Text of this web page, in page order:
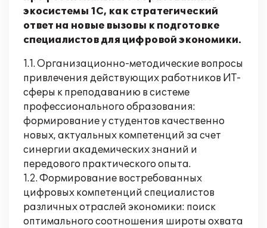
экосистемы 1С, как стратегический
ответ на новые вызовы к подготовке
специалистов для цифровой экономики.
1.1. Организационно-методические вопросы
привлечения действующих работников ИТ-
сферы к преподаванию в системе
профессионального образования:
формирование у студентов качественно
новых, актуальных компетенций за счет
синергии академических знаний и
передового практического опыта.
1.2. Формирование востребованных
цифровых компетенций специалистов
различных отраслей экономики: поиск
оптимального соотношения широты охвата